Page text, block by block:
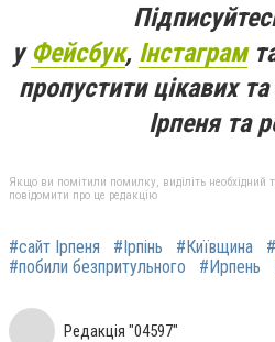
уФейсбук, Інстаграм
пропустити цікавих
Ірпеня та
Якщо ви помітили помилку, виділіть необхідний
повідомити про це редакцію
#сайт Ірпеня #Ірпінь #Київщина
#побили безпритульного
#Ирпень
Редакція "04597"